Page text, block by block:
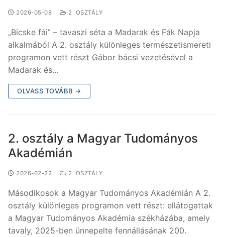
2026-05-08 2. OSZTÁLY
„Bicske fái” – tavaszi séta a Madarak és Fák Napja
alkalmából A 2. osztály különleges természetismereti
programon vett részt Gábor bácsi vezetésével a
Madarak és…
OLVASS TOVÁBB →
2. osztály a Magyar Tudományos
Akadémián
2026-02-22 2. OSZTÁLY
Másodikosok a Magyar Tudományos Akadémián A 2.
osztály különleges programon vett részt: ellátogattak
a Magyar Tudományos Akadémia székházába, amely
tavaly, 2025-ben ünnepelte fennállásának 200.